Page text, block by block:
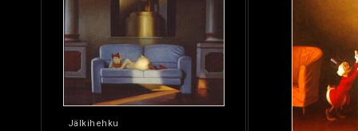
Jälkihehku